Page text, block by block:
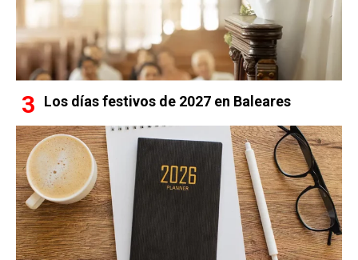
Los días festivos de 2027 en Baleares